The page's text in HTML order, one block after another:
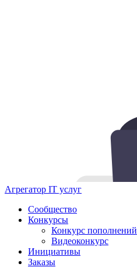
Агрегатор IT услуг
Сообщество
Конкурсы
Конкурс пополнений
Видеоконкурс
Инициативы
Заказы